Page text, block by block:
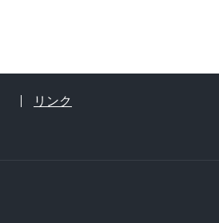
リンク